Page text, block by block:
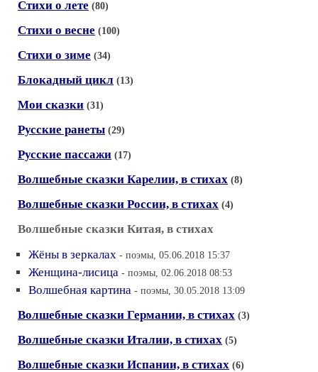
Стихи о лете (80)
Стихи о весне (100)
Стихи о зиме (34)
Блокадный цикл (13)
Мои сказки (31)
Русские ранеты (29)
Русские пассажи (17)
Волшебные сказки Карелии, в стихах (8)
Волшебные сказки России, в стихах (4)
Волшебные сказки Китая, в стихах
Жёны в зеркалах - поэмы, 05.06.2018 15:37
Женщина-лисица - поэмы, 02.06.2018 08:53
Волшебная картина - поэмы, 30.05.2018 13:09
Волшебные сказки Германии, в стихах (3)
Волшебные сказки Италии, в стихах (5)
Волшебные сказки Испании, в стихах (6)